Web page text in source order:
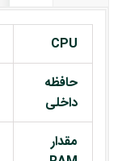
CPU
حافظه
داخلی
مقدار